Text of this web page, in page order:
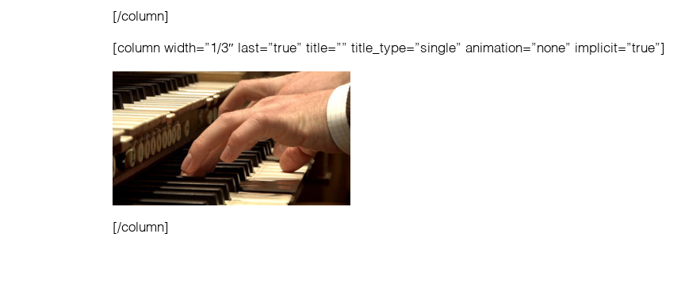
[/column]
[column width=”1/3″ last=”true” title=”” title_type=”single” animation=”none” implicit=”true”]
[/column]